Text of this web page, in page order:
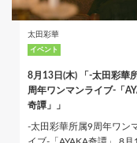
太田彩華
イベント
8月13日(木) 「-太田彩華
周年ワンマンライブ-「
奇譚」」
-太田彩華所属9周年ワン